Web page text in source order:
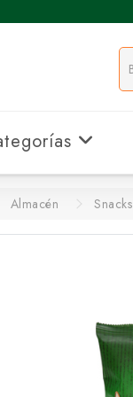
Almacén Snacks